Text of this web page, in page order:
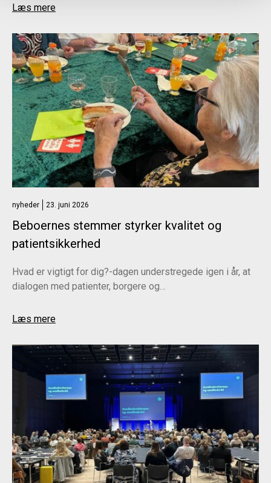
Læs mere
nyheder 23. juni 2026
Beboernes stemmer styrker kvalitet og
patientsikkerhed
Hvad er vigtigt for dig?-dagen understregede igen i år, at
dialogen med patienter, borgere og…
Læs mere